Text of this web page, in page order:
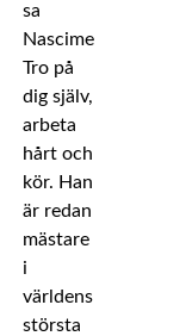
sa
Nascimento.
Tro på
dig själv,
arbeta
hårt och
kör. Han
är redan
mästare
i
världens
största